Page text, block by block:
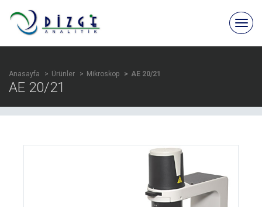
Anasayfa Ürünler Mikroskop AE 20/21
AE 20/21